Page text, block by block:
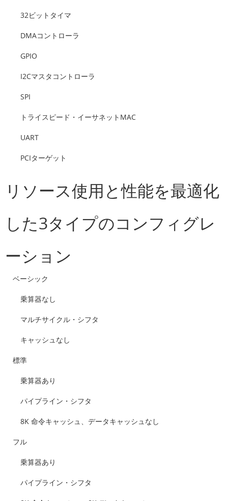
32ビットタイマ
DMAコントローラ
GPIO
I2Cマスタコントローラ
SPI
トライスピード・イーサネットMAC
UART
PCIターゲット
リソース使用と性能を最適化
した3タイプのコンフィグレ
ーション
ベーシック
乗算器なし
マルチサイクル・シフタ
キャッシュなし
標準
乗算器あり
パイプライン・シフタ
8K 命令キャッシュ、データキャッシュなし
フル
乗算器あり
パイプライン・シフタ